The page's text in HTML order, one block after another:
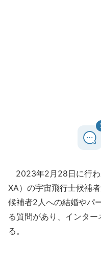
2023年2月28日に行わ
XA）の宇宙飛行士候補
候補者2人への結婚やパ
る質問があり、インタ
る。